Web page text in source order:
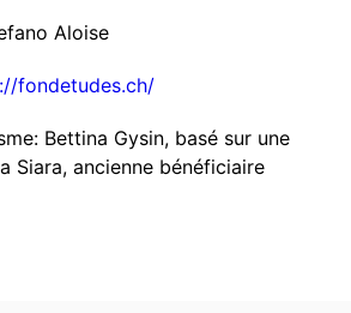
Aloise
fondetudes.ch/
Bettina Gysin, basé sur une
Siara, ancienne bénéficiaire